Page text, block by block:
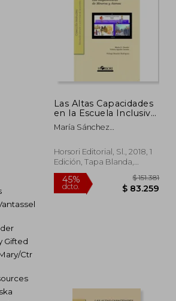
Gifted
Las Altas Capacidades
en la Escuela Inclusiva:
Las “Blog-Aventuras”
de Minerva y Atenea:
(Colección Manuales)
María Sánchez
Garzón
Horsori Editorial, Sl., 2018, 1
Edición, Tapa Blanda,
Nuevo